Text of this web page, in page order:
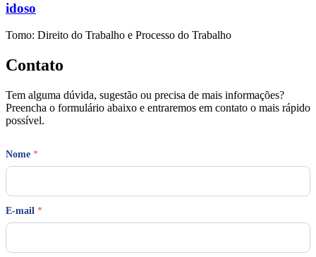
idoso
Tomo: Direito do Trabalho e Processo do Trabalho
Contato
Tem alguma dúvida, sugestão ou precisa de mais informações?
Preencha o formulário abaixo e entraremos em contato o mais rápido
possível.
Nome *
E-mail *